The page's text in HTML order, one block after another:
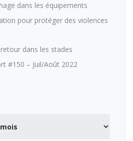
dans les équipements
pour protéger des violences
dans les stades
#150 – Juil/Août 2022